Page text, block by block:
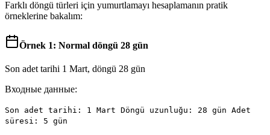
Farklı döngü türleri için yumurtlamayı hesaplamanın pratik
örneklerine bakalım:
Örnek 1: Normal döngü 28 gün
Son adet tarihi 1 Mart, döngü 28 gün
Входные данные:
Son adet tarihi: 1 Mart Döngü uzunluğu: 28 gün Adet
süresi: 5 gün